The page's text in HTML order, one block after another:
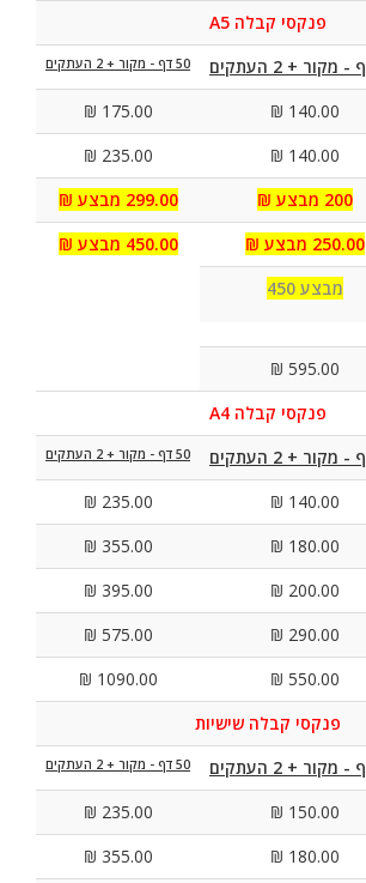
פנקסי קבלה A5
50 דף - מקור + 2 העתקים
140.00 ₪
175.00 ₪
140.00 ₪
235.00 ₪
200 מבצע ₪
299.00 מבצע ₪
250.00 מבצע ₪
450.00 מבצע ₪
מבצע 450
595.00 ₪
פנקסי קבלה A4
50 דף - מקור + 2 העתקים
140.00 ₪
235.00 ₪
180.00 ₪
355.00 ₪
200.00 ₪
395.00 ₪
290.00 ₪
575.00 ₪
550.00 ₪
1090.00 ₪
פנקסי קבלה שישיות
50 דף - מקור + 2 העתקים
150.00 ₪
235.00 ₪
180.00 ₪
355.00 ₪